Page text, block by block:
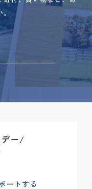
。